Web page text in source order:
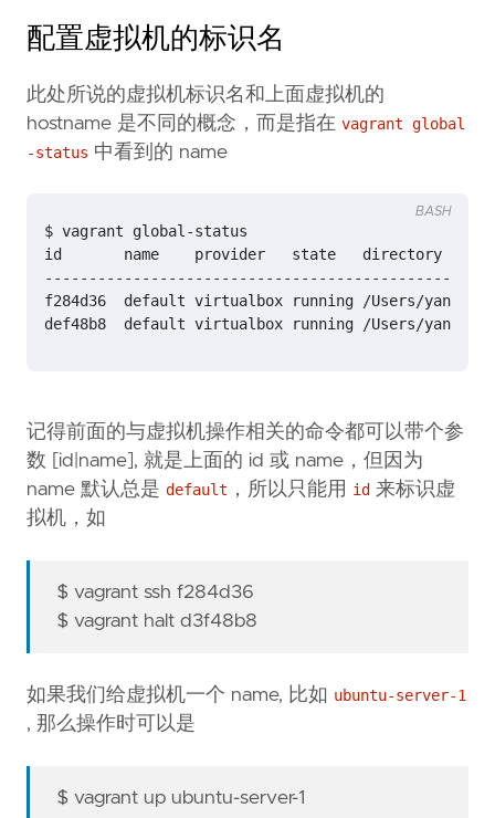
配置虚拟机的标识名
此处所说的虚拟机标识名和上面虚拟机的
hostname 是不同的概念，而是指在 vagrant global
-status 中看到的 name
def48b8  default virtualbox running /Users/yanbin/
BASH
记得前面的与虚拟机操作相关的命令都可以带个参
数 [id|name], 就是上面的 id 或 name，但因为
name 默认总是 default ，所以只能用 id 来标识虚
拟机，如
$ vagrant ssh f284d36
$ vagrant halt d3f48b8
如果我们给虚拟机一个 name, 比如 ubuntu-server-1
, 那么操作时可以是
$ vagrant up ubuntu-server-1